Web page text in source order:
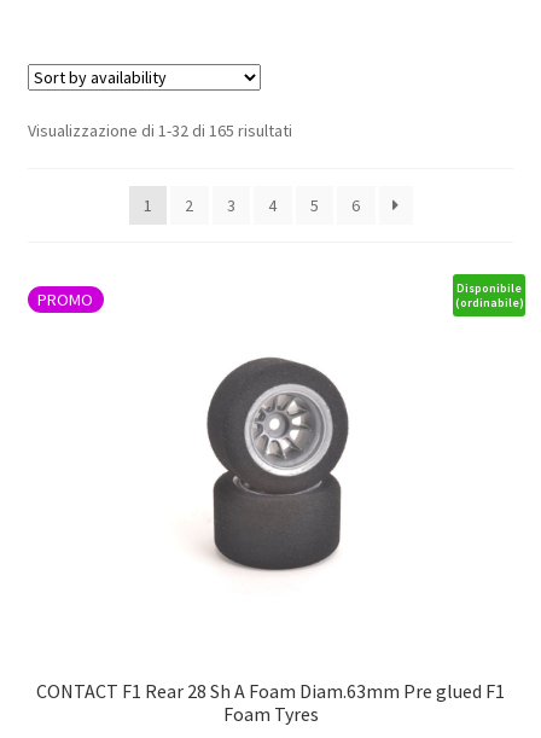
Visualizzazione di 1-32 di 165 risultati
1 2 3 4 5 6
PROMO
Disponibile
(ordinabile)
CONTACT F1 Rear 28 Sh A Foam Diam.63mm Pre glued F1
Foam Tyres